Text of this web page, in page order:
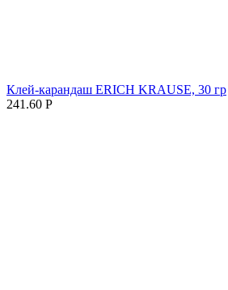
Клей-карандаш ERICH KRAUSE, 30 гр
241.60 Р